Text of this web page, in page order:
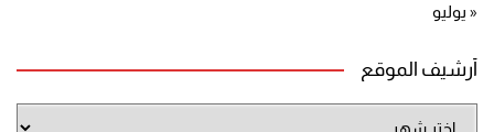
« يوليو
أرشيف الموقع